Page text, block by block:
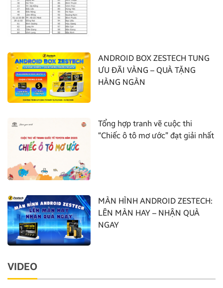
ANDROID BOX ZESTECH TUNG
ƯU ĐÃI VÀNG – QUÀ TẶNG
HÀNG NGÀN
Tổng hợp tranh vẽ cuộc thi
“Chiếc ô tô mơ ước” đạt giải nhất
MÀN HÌNH ANDROID ZESTECH:
LÊN MÀN HAY – NHẬN QUÀ
NGAY
VIDEO